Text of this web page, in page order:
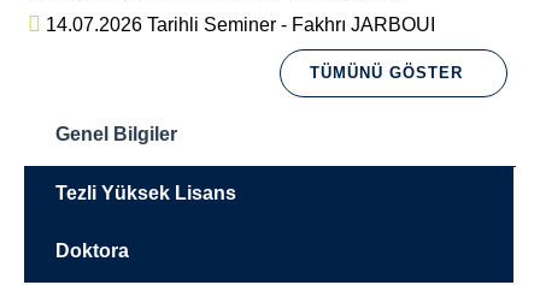
14.07.2026 Tarihli Seminer - Fakhrı JARBOUI
TÜMÜNÜ GÖSTER
Genel Bilgiler
Tezli Yüksek Lisans
Doktora